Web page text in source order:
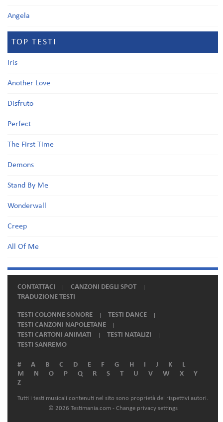
Angela
TOP TESTI
Iris
Another Love
Disfruto
Perfect
The First Time
Demons
Stand By Me
Wonderwall
Creep
All Of Me
CONTATTACI
CANZONI DEGLI SPOT
TRADUZIONE TESTI
TESTI COLONNE SONORE
TESTI DANCE
TESTI CANZONI NAPOLETANE
TESTI CARTONI ANIMATI
TESTI NATALIZI
TESTI SANREMO
# A B C D E F G H I J K
L
M
N O P Q R S T U V W X
Y
Z
Tutti i testi musicali contenuti nel sito sono proprietà dei rispettivi autori.
© 2026 Testimania.com - Change privacy settings